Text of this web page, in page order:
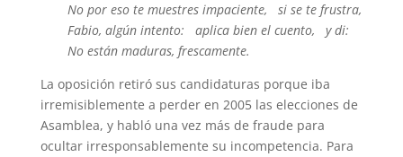
No por eso te muestres impaciente, si se te frustra,
Fabio, algún intento: aplica bien el cuento, y di:
No están maduras, frescamente.
La oposición retiró sus candidaturas porque iba
irremisiblemente a perder en 2005 las elecciones de
Asamblea, y habló una vez más de fraude para
ocultar irresponsablemente su incompetencia. Para